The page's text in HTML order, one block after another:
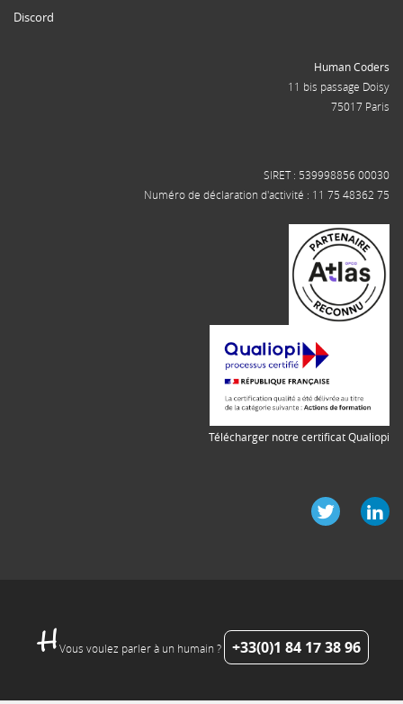
Discord
Human Coders
11 bis passage Doisy
75017 Paris
SIRET : 539998856 00030
Numéro de déclaration d'activité : 11 75 48362 75
Télécharger notre certificat Qualiopi
Vous voulez parler à un humain ? +33(0)1 84 17 38 96